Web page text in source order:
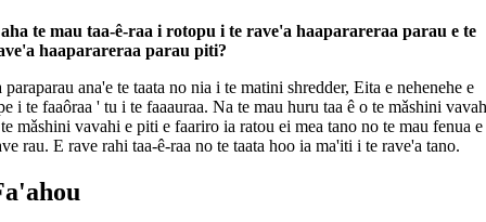
te mau taa-ê-raa i rotopu i te rave'a haaparareraa parau e te
haaparareraa parau piti?
paraparau ana'e te taata no nia i te matini shredder, Eita e nehenehe e
i te faaôraa ' tu i te faaauraa. Na te mau huru taa ê o te mǎshini
mǎshini vavahi e piti e faariro ia ratou ei mea tano no te mau fenua e
rau. E rave rahi taa-ê-raa no te taata hoo ia ma'iti i te rave'a tano.